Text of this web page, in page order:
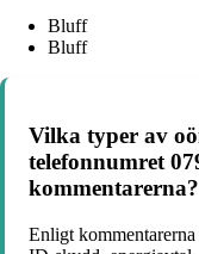
Bluff
Bluff
Vilka typer av
telefonnumret
kommentarerna?
Enligt